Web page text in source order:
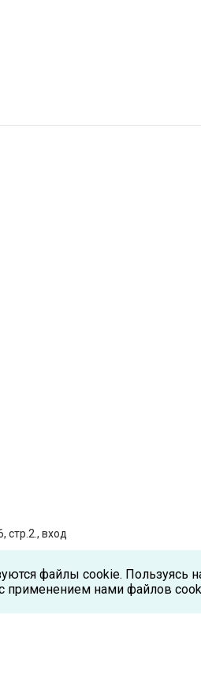
стр.2., вход
файлы cookie. Пользуясь
применением нами файлов